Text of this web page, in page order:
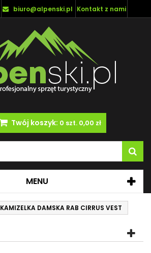
biuro@alpenski.pl Kontakt z nami
Twój koszyk: 0 szt. 0,00 zł
MENU
KAMIZELKA DAMSKA RAB CIRRUS VEST